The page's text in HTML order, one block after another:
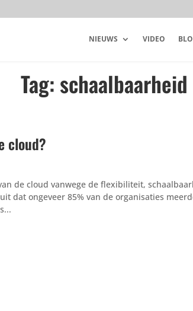
NIEUWS VIDEO
Tag: schaalbaarheid
cloud?
de cloud vanwege de flexibiliteit,
dat ongeveer 85% van de organisaties